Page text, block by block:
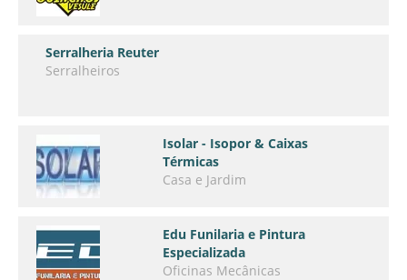
Serralheria Reuter
Serralheiros
Isolar - Isopor & Caixas
Térmicas
Casa e Jardim
Edu Funilaria e Pintura
Especializada
Oficinas Mecânicas